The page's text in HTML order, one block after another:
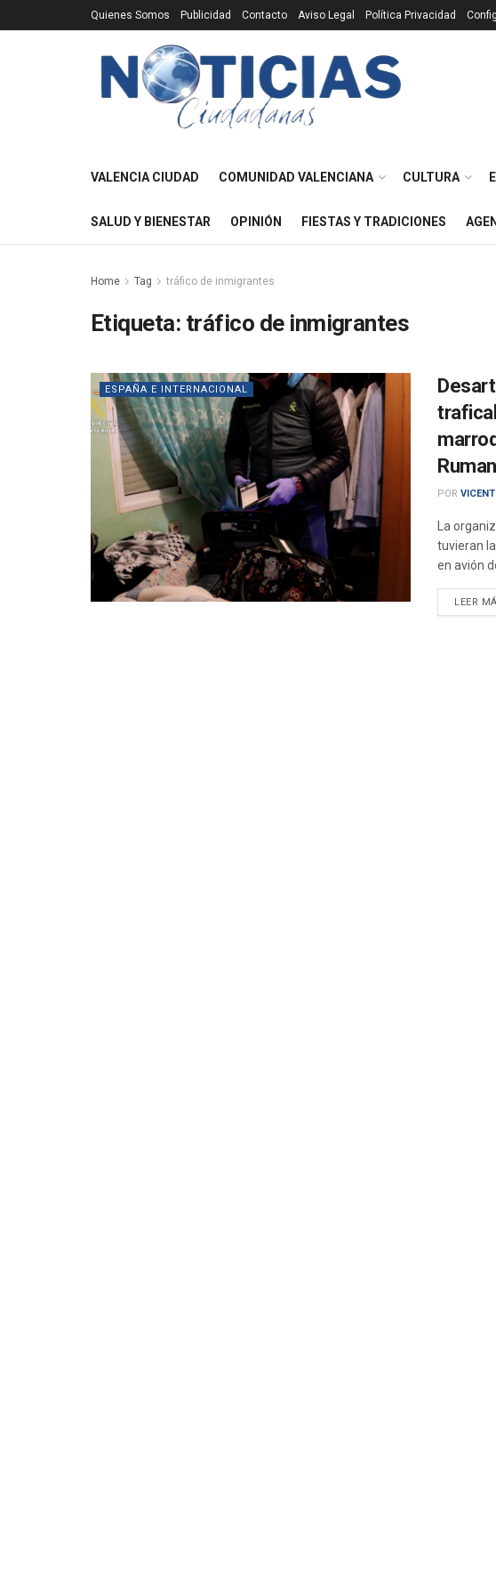
Quienes Somos Publicidad Contacto Aviso Legal Política Privacidad
VALENCIA CIUDAD COMUNIDAD VALENCIANA CULTURA
SALUD Y BIENESTAR OPINIÓN FIESTAS Y TRADICIONES
Home Tag tráfico de inmigrantes
Etiqueta: tráfico de inmigrantes
ESPAÑA E INTERNACIONAL
POR
La
tuvieran
en avión
LEER